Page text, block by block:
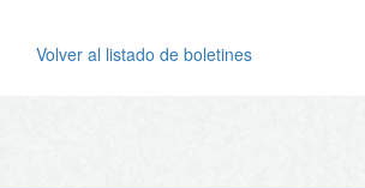
Volver al listado de boletines